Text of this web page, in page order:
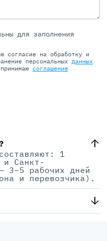
для заполнения
согласие на обработку и
персональных данных
соглашение
1
и Санкт-
3–5 рабочих дней
и перевозчика).